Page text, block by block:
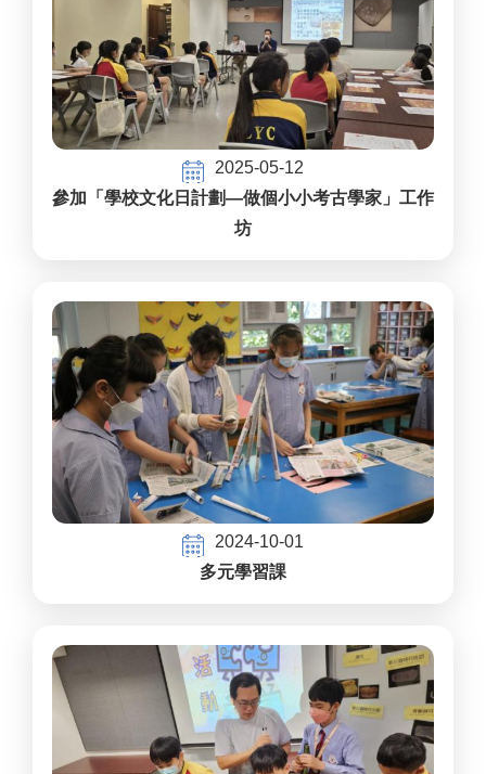
2025-05-12
參加「學校文化日計劃—做個小小考古學家」工作
坊
2024-10-01
多元學習課